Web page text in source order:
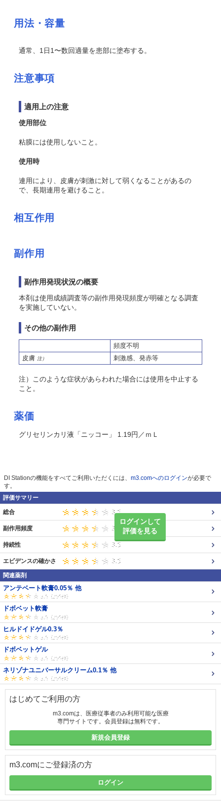
用法・容量
通常、1日1〜数回適量を患部に塗布する。
注意事項
適用上の注意
使用部位
粘膜には使用しないこと。
使用時
連用により、皮膚が刺激に対して弱くなることがあるの
で、長期連用を避けること。
相互作用
副作用
副作用発現状況の概要
本剤は使用成績調査等の副作用発現頻度が明確となる調査
を実施していない。
その他の副作用
頻度不明
皮膚 注） 刺激感、発赤等
注）このような症状があらわれた場合には使用を中止する
こと。
薬価
グリセリンカリ液「ニッコー」 1.19円／ｍＬ
DI Stationの機能をすべてご利用いただくには、 m3.comへのログインが必要で
す。
評価サマリー
ログインして
評価を見る
総合
副作用頻度
持続性
エビデンスの確かさ
関連薬剤
アンテベート軟膏0.05％ 他
ドボベット軟膏
ヒルドイドゲル0.3％
ドボベットゲル
ネリゾナユニバーサルクリーム0.1％ 他
はじめてご利用の方
m3.comは、医療従事者のみ利用可能な医療
専門サイトです。会員登録は無料です。
新規会員登録
m3.comにご登録済の方
ログイン